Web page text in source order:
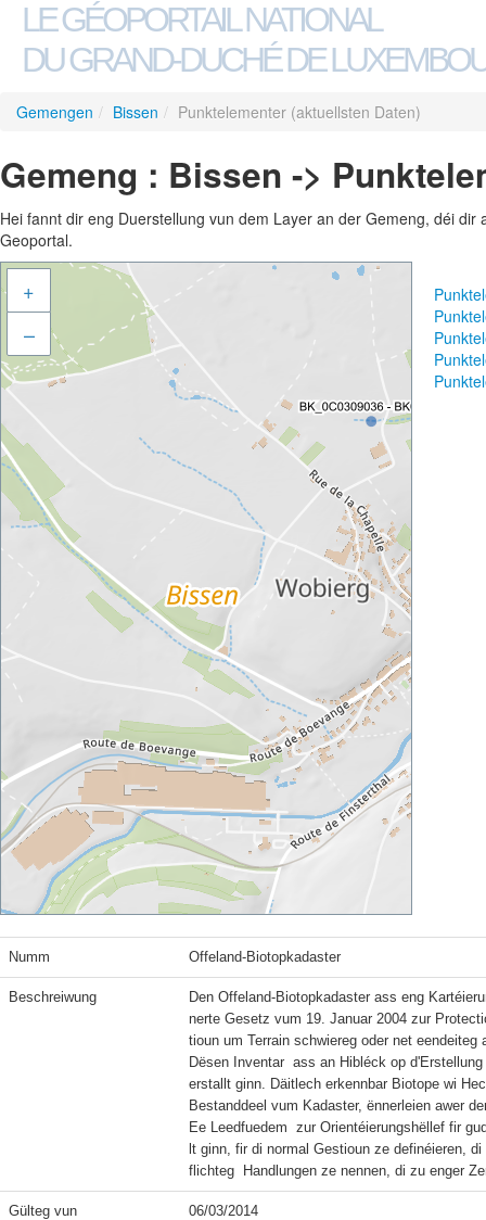
LE GÉOPORTAIL NATIONAL
DU GRAND-DUCHÉ DE
Gemengen / Bissen / Punktelementer (aktuellsten Daten)
Gemeng : Bissen ->
Hei fannt dir eng Duerstellung vun dem Layer an der Gemeng, déi
Geoportal.
+
–
Numm Offeland-Biotopkadaster
Beschreiwung
Den Offeland-Biotopkadaster ass eng
nerte Gesetz vum 19. Januar 2004 zur
tioun um Terrain schwiereg oder net eendeiteg
Dësen Inventar  ass an Hibléck op
erstallt ginn. Däitlech erkennbar Biotope wi
Bestanddeel vum Kadaster, ënnerleien awer
Ee Leedfuedem  zur Orientéierungshëllef fir
lt ginn, fir di normal Gestioun ze definéieren,
Gülteg vun 06/03/2014